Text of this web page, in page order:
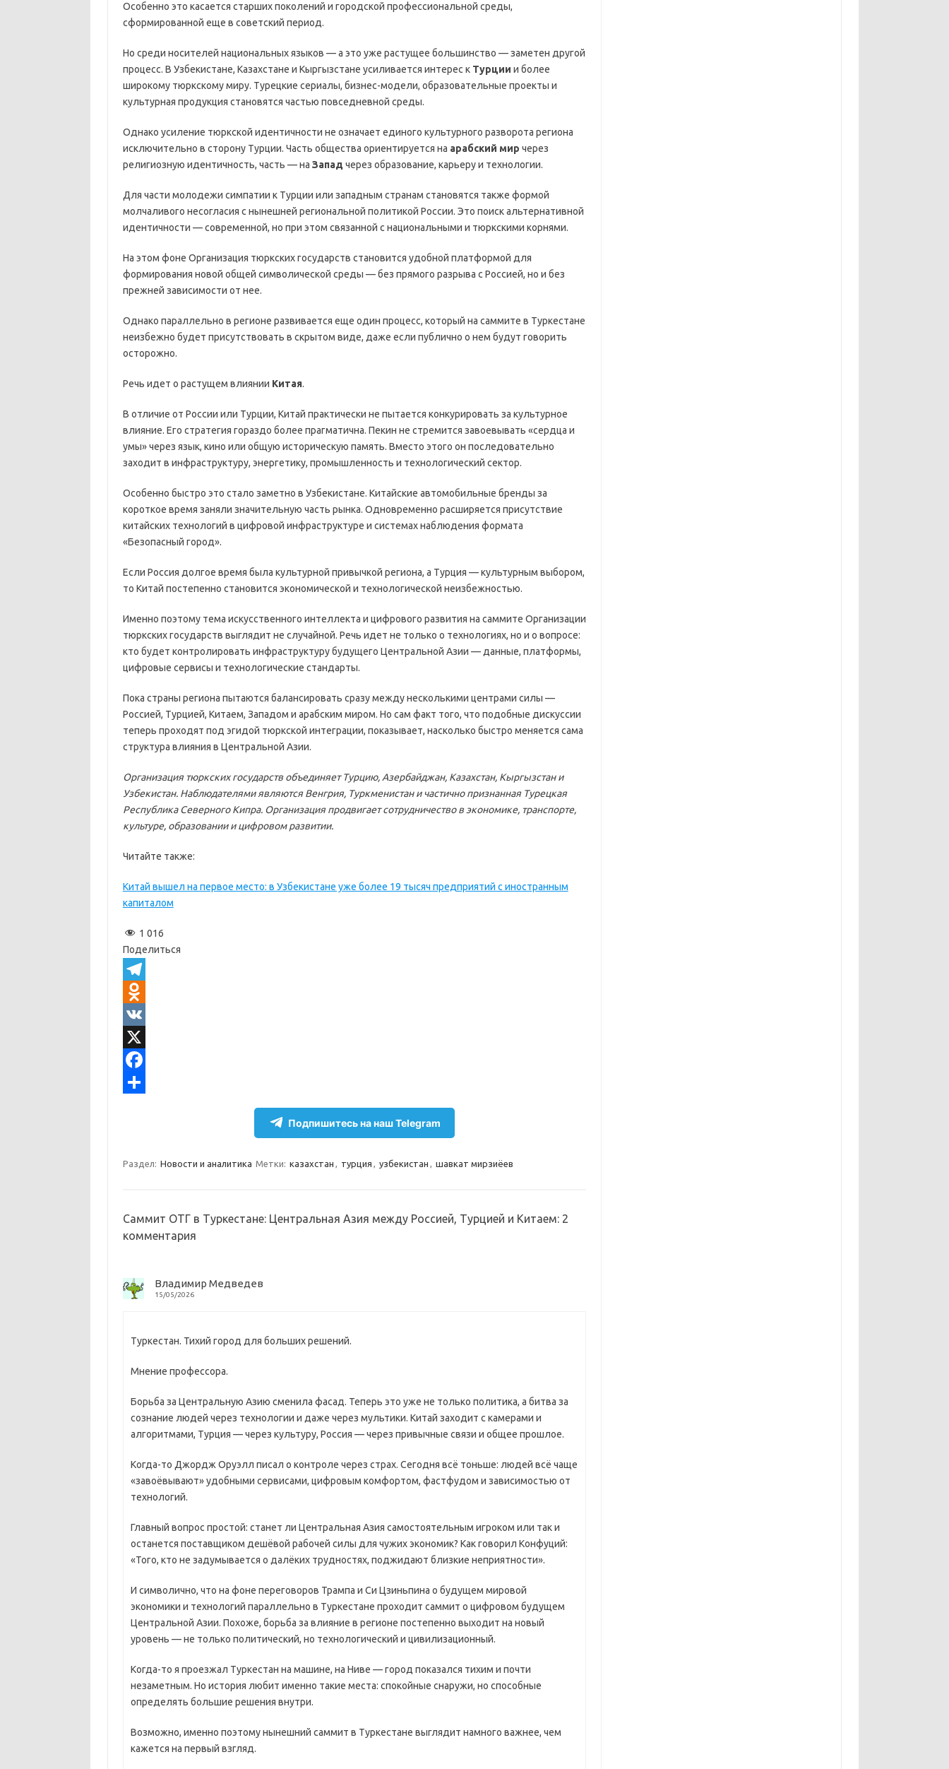
Особенно это касается старших поколений и городской профессиональной среды,
сформированной еще в советский период.
Но среди носителей национальных языков — а это уже растущее большинство — заметен другой
процесс. В Узбекистане, Казахстане и Кыргызстане усиливается интерес к Турции и более
широкому тюркскому миру. Турецкие сериалы, бизнес-модели, образовательные проекты и
культурная продукция становятся частью повседневной среды.
Однако усиление тюркской идентичности не означает единого культурного разворота региона
исключительно в сторону Турции. Часть общества ориентируется на арабский мир через
религиозную идентичность, часть — на Запад через образование, карьеру и технологии.
Для части молодежи симпатии к Турции или западным странам становятся также формой
молчаливого несогласия с нынешней региональной политикой России. Это поиск альтернативной
идентичности — современной, но при этом связанной с национальными и тюркскими корнями.
На этом фоне Организация тюркских государств становится удобной платформой для
формирования новой общей символической среды — без прямого разрыва с Россией, но и без
прежней зависимости от нее.
Однако параллельно в регионе развивается еще один процесс, который на саммите в Туркестане
неизбежно будет присутствовать в скрытом виде, даже если публично о нем будут говорить
осторожно.
Речь идет о растущем влиянии Китая.
В отличие от России или Турции, Китай практически не пытается конкурировать за культурное
влияние. Его стратегия гораздо более прагматична. Пекин не стремится завоевывать «сердца и
умы» через язык, кино или общую историческую память. Вместо этого он последовательно
заходит в инфраструктуру, энергетику, промышленность и технологический сектор.
Особенно быстро это стало заметно в Узбекистане. Китайские автомобильные бренды за
короткое время заняли значительную часть рынка. Одновременно расширяется присутствие
китайских технологий в цифровой инфраструктуре и системах наблюдения формата
«Безопасный город».
Если Россия долгое время была культурной привычкой региона, а Турция — культурным выбором,
то Китай постепенно становится экономической и технологической неизбежностью.
Именно поэтому тема искусственного интеллекта и цифрового развития на саммите Организации
тюркских государств выглядит не случайной. Речь идет не только о технологиях, но и о вопросе:
кто будет контролировать инфраструктуру будущего Центральной Азии — данные, платформы,
цифровые сервисы и технологические стандарты.
Пока страны региона пытаются балансировать сразу между несколькими центрами силы —
Россией, Турцией, Китаем, Западом и арабским миром. Но сам факт того, что подобные дискуссии
теперь проходят под эгидой тюркской интеграции, показывает, насколько быстро меняется сама
структура влияния в Центральной Азии.
Организация тюркских государств объединяет Турцию, Азербайджан, Казахстан, Кыргызстан и
Узбекистан. Наблюдателями являются Венгрия, Туркменистан и частично признанная Турецкая
Республика Северного Кипра. Организация продвигает сотрудничество в экономике, транспорте,
культуре, образовании и цифровом развитии.
Читайте также:
Китай вышел на первое место: в Узбекистане уже более 19 тысяч предприятий с иностранным
капиталом
1 016
Поделиться
T
e
e
g
O
n
o
n
i
i
V
KX
o
k
в
и
ь
Подпишитесь на наш Telegram
Раздел: Новости и аналитика Метки: казахстан , турция , узбекистан , шавкат мирзиёев
Саммит ОТГ в Туркестане: Центральная Азия между Россией, Турцией и Китаем: 2
комментария
Владимир Медведев
15/05/2026
Туркестан. Тихий город для больших решений.
Мнение профессора.
Борьба за Центральную Азию сменила фасад. Теперь это уже не только политика, а битва за
сознание людей через технологии и даже через мультики. Китай заходит с камерами и
алгоритмами, Турция — через культуру, Россия — через привычные связи и общее прошлое.
Когда-то Джордж Оруэлл писал о контроле через страх. Сегодня всё тоньше: людей всё чаще
«завоёвывают» удобными сервисами, цифровым комфортом, фастфудом и зависимостью от
технологий.
Главный вопрос простой: станет ли Центральная Азия самостоятельным игроком или так и
останется поставщиком дешёвой рабочей силы для чужих экономик? Как говорил Конфуций:
«Того, кто не задумывается о далёких трудностях, поджидают близкие неприятности».
И символично, что на фоне переговоров Трампа и Си Цзиньпина о будущем мировой
экономики и технологий параллельно в Туркестане проходит саммит о цифровом будущем
Центральной Азии. Похоже, борьба за влияние в регионе постепенно выходит на новый
уровень — не только политический, но технологический и цивилизационный.
Когда-то я проезжал Туркестан на машине, на Ниве — город показался тихим и почти
незаметным. Но история любит именно такие места: спокойные снаружи, но способные
определять большие решения внутри.
Возможно, именно поэтому нынешний саммит в Туркестане выглядит намного важнее, чем
кажется на первый взгляд.